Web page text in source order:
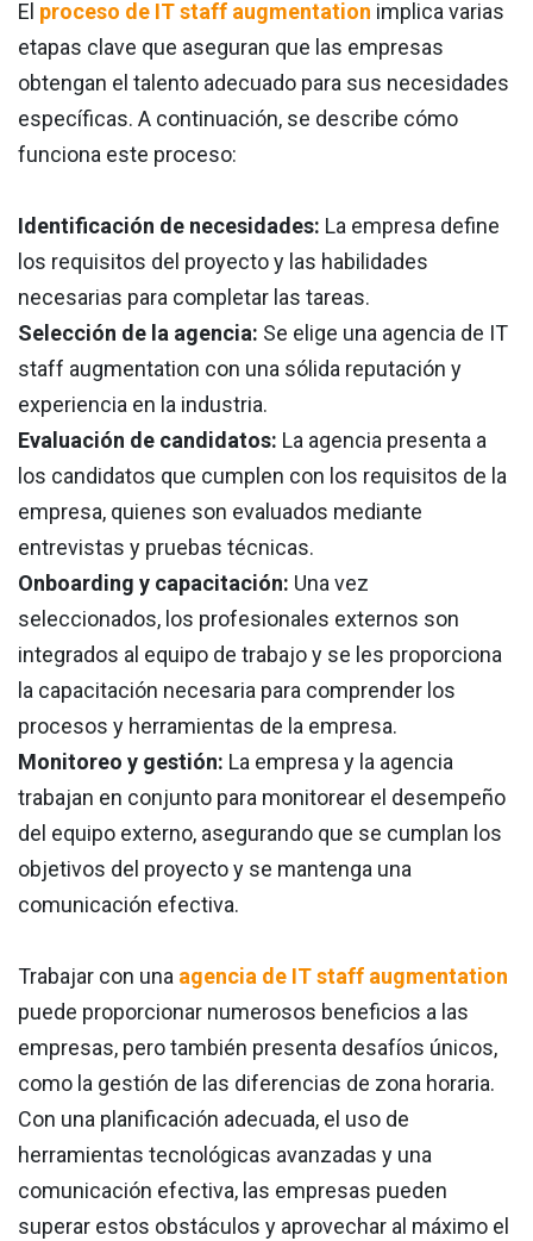
El proceso de IT staff augmentation implica varias
etapas clave que aseguran que las empresas
obtengan el talento adecuado para sus necesidades
específicas. A continuación, se describe cómo
funciona este proceso:
Identificación de necesidades: La empresa define
los requisitos del proyecto y las habilidades
necesarias para completar las tareas.
Selección de la agencia: Se elige una agencia de IT
staff augmentation con una sólida reputación y
experiencia en la industria.
Evaluación de candidatos: La agencia presenta a
los candidatos que cumplen con los requisitos de la
empresa, quienes son evaluados mediante
entrevistas y pruebas técnicas.
Onboarding y capacitación: Una vez
seleccionados, los profesionales externos son
integrados al equipo de trabajo y se les proporciona
la capacitación necesaria para comprender los
procesos y herramientas de la empresa.
Monitoreo y gestión: La empresa y la agencia
trabajan en conjunto para monitorear el desempeño
del equipo externo, asegurando que se cumplan los
objetivos del proyecto y se mantenga una
comunicación efectiva.
Trabajar con una agencia de IT staff augmentation
puede proporcionar numerosos beneficios a las
empresas, pero también presenta desafíos únicos,
como la gestión de las diferencias de zona horaria.
Con una planificación adecuada, el uso de
herramientas tecnológicas avanzadas y una
comunicación efectiva, las empresas pueden
superar estos obstáculos y aprovechar al máximo el